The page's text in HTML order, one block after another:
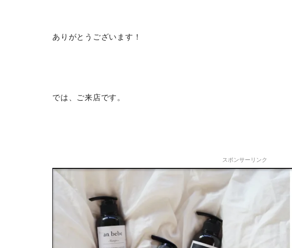
ありがとうございます！
では、ご来店です。
スポンサーリンク